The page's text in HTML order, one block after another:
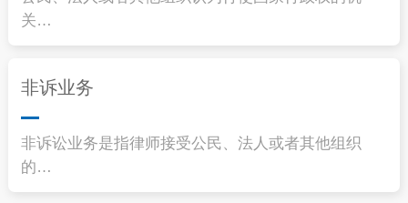
关…
非诉业务
非诉讼业务是指律师接受公民、法人或者其他组织
的…